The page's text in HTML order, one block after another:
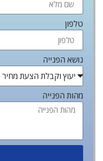
טלפון
נושא הפנייה
מהות הפנייה